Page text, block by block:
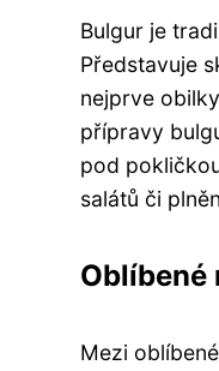
Bulgur je
Představuje
nejprve
přípravy
pod
salátů či
Oblíbené
Mezi